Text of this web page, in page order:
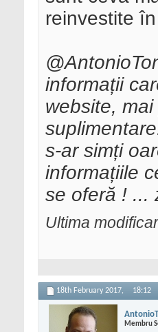
reinvestite
informații
website,
s-ar simți
informațiile
se oferă ! ...
Ultima
18th February 2017, 18:12
Membru